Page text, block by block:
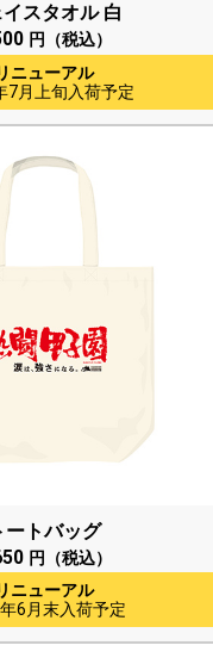
スタオル 白
円（税込）
ニューアル
7月上旬入荷予定
ートバッグ
円（税込）
ニューアル
6月末入荷予定